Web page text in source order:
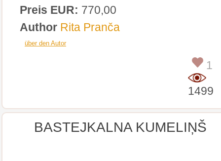
Preis EUR: 770,00
Author Rita Pranča
über den Autor
1
1499
BASTEJKALNA KUMELIŅŠ